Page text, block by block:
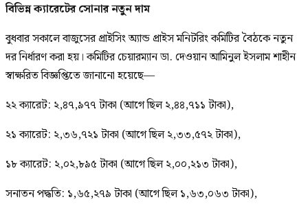
বিভিন্ন ক্যারেটের সোনার নতুন দাম
বুধবার সকালে বাজুসের প্রাইসিং অ্যান্ড প্রাইস মনিটরিং কমিটির বৈঠকে নতুন
দর নির্ধারণ করা হয়। কমিটির চেয়ারম্যান ডা. দেওয়ান আমিনুল ইসলাম শাহীন
স্বাক্ষরিত বিজ্ঞপ্তিতে জানানো হয়েছে—
২২ ক্যারেট: ২,৪৭,৯৭৭ টাকা (আগে ছিল ২,৪৪,৭১১ টাকা),
২১ ক্যারেট: ২,৩৬,৭২১ টাকা (আগে ছিল ২,৩৩,৫৭২ টাকা),
১৮ ক্যারেট: ২,০২,৮৯৫ টাকা (আগে ছিল ২,০০,২১৩ টাকা),
সনাতন পদ্ধতি: ১,৬৫,২৭৯ টাকা (আগে ছিল ১,৬৩,০৬৩ টাকা),